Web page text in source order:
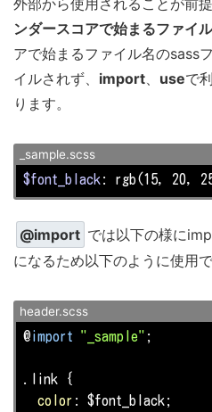
外部から使用されることが前
ンダースコアで始まるファイ
アで始まるファイル名のsass
イルされず、 import、 useで
ります。
_sample.scss
$font_black: rgb(15, 20,
@import では以下の様に
になるため以下のように使用で
header.scss
@import "_sample" ;
.link {
color : $font_black;